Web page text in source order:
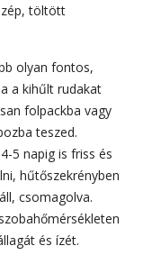
töltött
olyan fontos,
a kihűlt rudakat
folpackba vagy
teszed.
5 napig is friss és
hűtőszekrényben
csomagolva.
és ízét.